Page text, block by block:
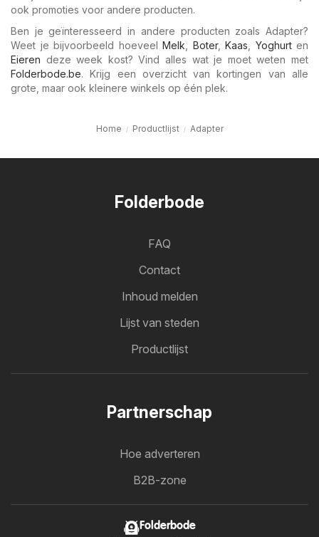
ook promoties voor andere producten.
Ben je geïnteresseerd in andere producten zoals Adapter?
Weet je bijvoorbeeld hoeveel Melk, Boter, Kaas, Yoghurten
Eieren deze week kost? Vind alles wat je moet weten met
Folderbode.be. Krijg een overzicht van kortingen van alle
grote, maar ook kleinere winkels op één plek.
Home Productlijst Adapter
Folderbode
FAQ
Contact
Inhoud melden
Lijst van steden
Productlijst
Partnerschap
Hoe adverteren
B2B-zone
Folderbode